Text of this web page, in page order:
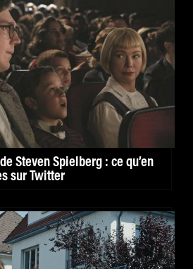
Steven Spielberg : ce qu’en
sur Twitter